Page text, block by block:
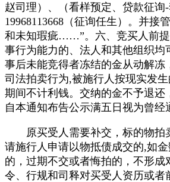
赵司理）、（看样预定、贷款征询-
19968113668（征询任生）。并接
和未知瑕疵……”。六、竞买人前
事行为能力的、法人和其他组织均
事后未能竞得者冻结的金从动解冻
司法拍卖行为,被施行人按现实发
期间不计利钱。交纳的金不予退还
自本通知布告公示满五日视为曾经
原买受人需要补交，标的物拍
请施行人申请以物抵债成交的,如
的，过期不交或者悔拍的，不形成
令、行规和司释对买受人资历或者